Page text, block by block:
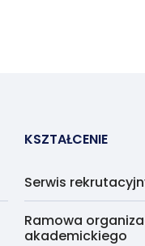
KSZTAŁCENIE
Serwis
Ramowa
akademickiego